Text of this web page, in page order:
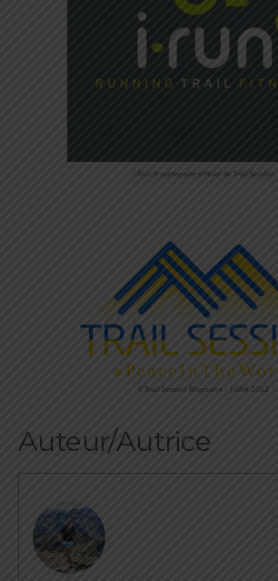
i-Run.fr partenaire officiel de Trail Session
©Trail Session Magazine – Juillet 2022
Auteur/Autrice